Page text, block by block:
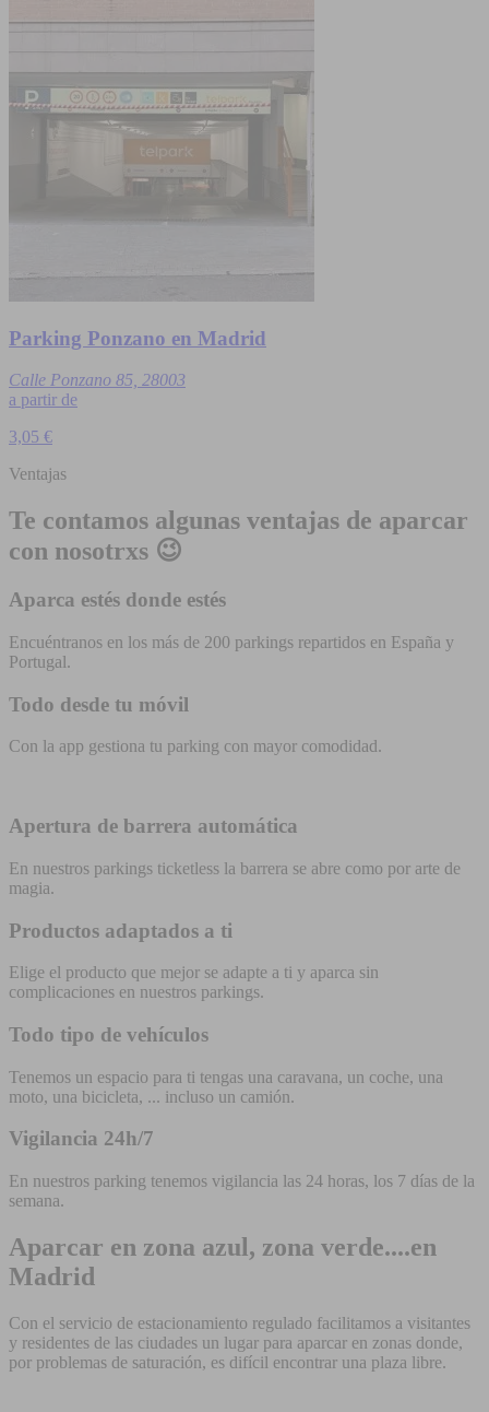
Parking Ponzano en Madrid
Calle Ponzano 85, 28003
a partir de
3,05 €
Ventajas
Te contamos algunas ventajas de aparcar
con nosotrxs 😉
Aparca estés donde estés
Encuéntranos en los más de 200 parkings repartidos en España y
Portugal.
Todo desde tu móvil
Con la app gestiona tu parking con mayor comodidad.
Apertura de barrera automática
En nuestros parkings ticketless la barrera se abre como por arte de
magia.
Productos adaptados a ti
Elige el producto que mejor se adapte a ti y aparca sin
complicaciones en nuestros parkings.
Todo tipo de vehículos
Tenemos un espacio para ti tengas una caravana, un coche, una
moto, una bicicleta, ... incluso un camión.
Vigilancia 24h/7
En nuestros parking tenemos vigilancia las 24 horas, los 7 días de la
semana.
Aparcar en zona azul, zona verde....en
Madrid
Con el servicio de estacionamiento regulado facilitamos a visitantes
y residentes de las ciudades un lugar para aparcar en zonas donde,
por problemas de saturación, es difícil encontrar una plaza libre.